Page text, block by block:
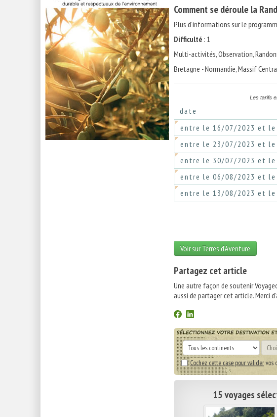
Comment se déroule la
Plus d'informations sur le
Difficulté : 1
Multi-activités, Observation,
Bretagne - Normandie, Massif
Les tarifs
date
entre le 16/07/2023 et le
entre le 23/07/2023 et le
entre le 30/07/2023 et le
entre le 06/08/2023 et le
entre le 13/08/2023 et le
Voir sur Terres d'Aventure
Partagez cet article
Une autre façon de soutenir
aussi de partager cet article. Merci
Cochez cette case pour validervos
15 voyages